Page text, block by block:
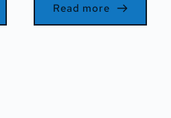
Read more